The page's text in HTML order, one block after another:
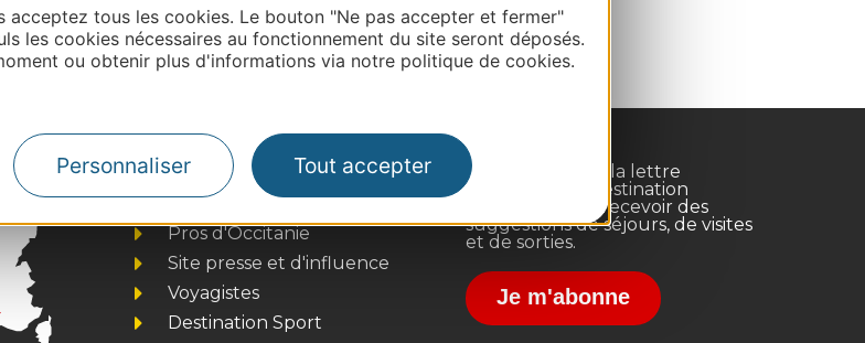
acceptez tous les cookies. Le bouton "Ne pas accepter et fermer"
les cookies nécessaires au fonctionnement du site seront déposés.
ou obtenir plus d'informations via notre politique de cookies.
Personnaliser Tout accepter
activité?
Tourisme: :
Thermalisme
Business/Mice
Pros d'Occitanie
Site presse et d'influence
Voyagistes
Destination Sport
Inscrivez-vous à la lettre
d'information Destination
Occitanie pour recevoir des
suggestions de séjours, de visites
et de sorties.
Je m'abonne